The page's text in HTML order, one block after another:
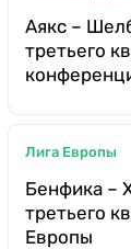
Аякс –
третьего
Лига Европы
Бенфика –
третьего
Европы